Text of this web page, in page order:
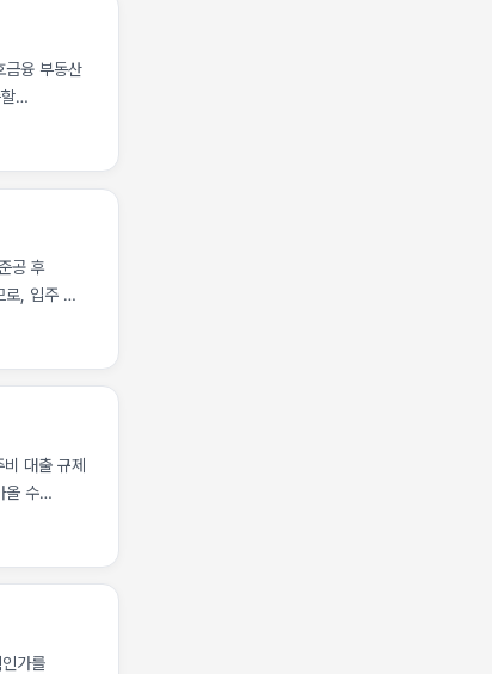
융 부동산
승으로
공 후
로, 입주 전
부과
대출 규제
올 수
. 경실련
가를